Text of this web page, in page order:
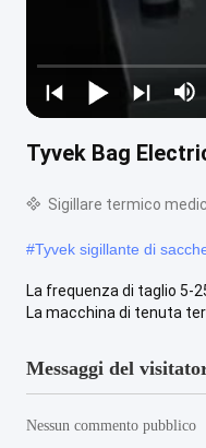
Tyvek Bag
Sigillare termico
#Tyvek sigillante di
La frequenza di taglio 5-
La macchina di tenuta
Messaggi del
Nessun commento pubblico